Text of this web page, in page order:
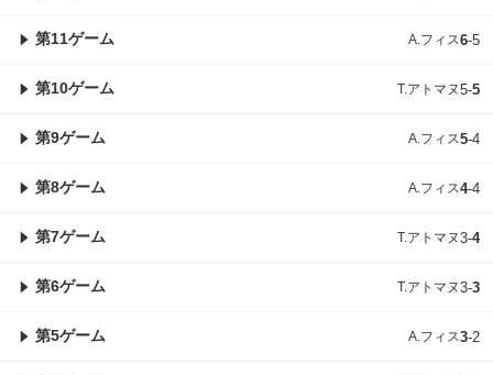
第11ゲーム A.フィス6-5
第10ゲーム T.アトマヌ5-5
第9ゲーム A.フィス5-4
第8ゲーム A.フィス4-4
第7ゲーム T.アトマヌ3-4
第6ゲーム T.アトマヌ3-3
第5ゲーム A.フィス3-2